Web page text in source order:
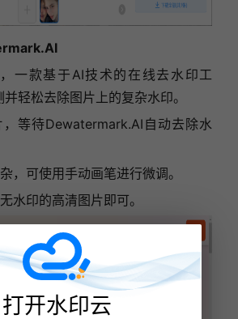
一款基于AI技术的在线去水印工
轻松去除图片上的复杂水印。
等待Dewatermark.AI自动去除水
，可使用手动画笔进行微调。
水印的高清图片即可。
打开水印云